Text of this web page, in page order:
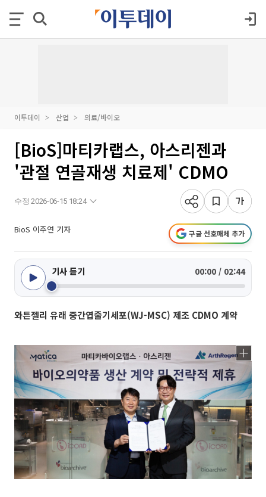
이투데이 산업 의료/바이오
[BioS]마티카랩스, 아스리젠과
'관절 연골재생 치료제' CDMO
수정 2026-06-15 18:24
BioS 이주연 기자 구글 선호매체 추가
기사 듣기 00:00 / 02:44
와튼젤리 유래 중간엽줄기세포(WJ-MSC) 제조 CDMO 계약